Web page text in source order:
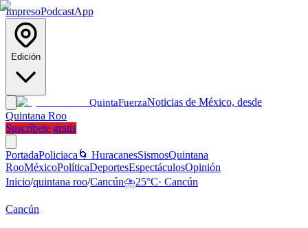
ImpresoPodcastApp
Edición
QuintaFuerzaNoticias de México, desde
Quintana Roo
Suscríbete gratis
PortadaPoliciaca 🌀 HuracanesSismosQuintana
RooMéxicoPolíticaDeportesEspectáculosOpinión
Inicio/quintana roo/Cancún⛈️25°C· Cancún
Cancún